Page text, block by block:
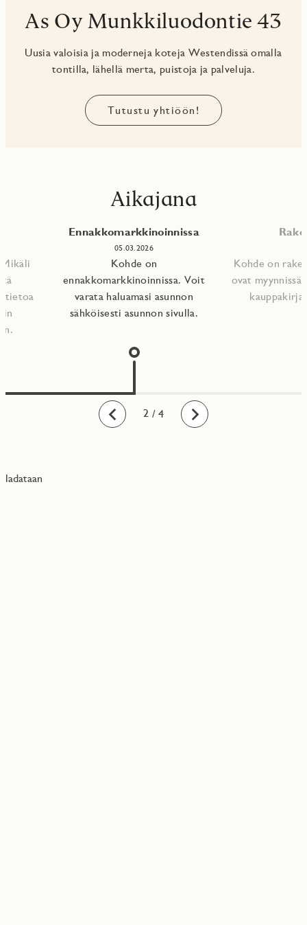
As Oy Munkkiluodontie 43
Uusia valoisia ja moderneja koteja Westendissä omalla
tontilla, lähellä merta, puistoja ja palveluja.
Tutustu yhtiöön!
Aikajana
Taaksepäin
tietoa
Ennakkomarkkinoinnissa
05.03.2026
Kohde on
ennakkomarkkinoinnissa. Voit
varata haluamasi asunnon
sähköisesti asunnon sivulla.
Kohde on
ovat
Eteenpäin
1
2
3
4 / 4
ladataan